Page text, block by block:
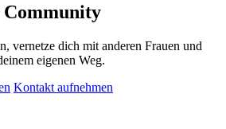
vernetze dich mit anderen Frauen und
eigenen Weg.
Kontakt aufnehmen